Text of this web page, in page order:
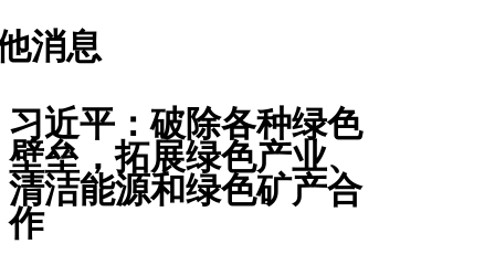
消息
习近平：破除各种绿色
壁垒，拓展绿色产业、
清洁能源和绿色矿产合
作